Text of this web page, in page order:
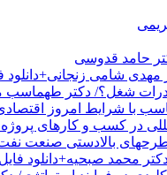
حامد قدوسی
شامی زنجانی+دانلود
شغل؟/ دکتر طهماسب
با شرایط امروز
در کسب و کارهای پروژه
بالادستی صنعت
محمد صبحیه+دانلود فایل